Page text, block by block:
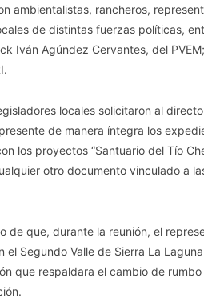
ambientalistas, rancheros,
de distintas fuerzas políticas,
Iván Agúndez Cervantes, del
locales solicitaron al
de manera íntegra los
los proyectos “Santuario del Tío
otro documento vinculado a
de que, durante la reunión, el
el Segundo Valle de Sierra La
que respaldara el cambio de